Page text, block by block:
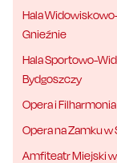
Hala
Gnieźnie
Hala Sportowo-
Bydgoszczy
Opera i
Opera na Zamku
Amfiteatr Miejski